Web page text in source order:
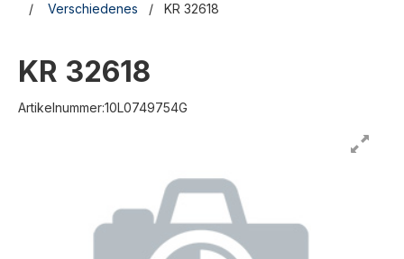
Verschiedenes
KR 32618
KR 32618
Artikelnummer:10L0749754G